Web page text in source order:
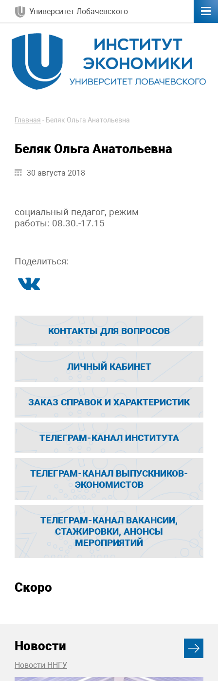
Университет Лобачевского
Главная - Беляк Ольга Анатольевна
Беляк Ольга Анатольевна
30 августа 2018
социальный педагог, режим
работы: 08.30.-17.15
Поделиться:
КОНТАКТЫ ДЛЯ ВОПРОСОВ
ЛИЧНЫЙ КАБИНЕТ
ЗАКАЗ СПРАВОК И ХАРАКТЕРИСТИК
ТЕЛЕГРАМ-КАНАЛ ИНСТИТУТА
ТЕЛЕГРАМ-КАНАЛ ВЫПУСКНИКОВ-
ЭКОНОМИСТОВ
ТЕЛЕГРАМ-КАНАЛ ВАКАНСИИ,
СТАЖИРОВКИ, АНОНСЫ
МЕРОПРИЯТИЙ
Скоро
Новости
Новости ННГУ